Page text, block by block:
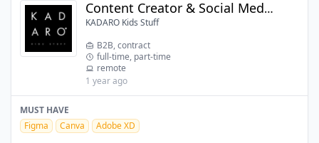
Content Creator & Social Media Specialist
KADARO Kids Stuff
B2B, contract
full-time, part-time
remote
1 year ago
MUST HAVE
Figma
Canva
Adobe XD